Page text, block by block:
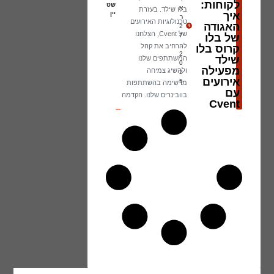
לקוחות:
איך
האגודה
של בלו
קרוס בלו
שילד
מפעילה
אירועים
עם
Cvent
א
ר
2
7
,
2
0
2
5
בלו שילד. בעזרת
טכנולוגיות האירועים
של Cvent, הצלחנו
להרחיב את קהל
המשתתפים שלנו
ולהשיג צמיחה
מרשימה בהשתתפות
בוובינרים שלנו. הקדמה
שט
יין